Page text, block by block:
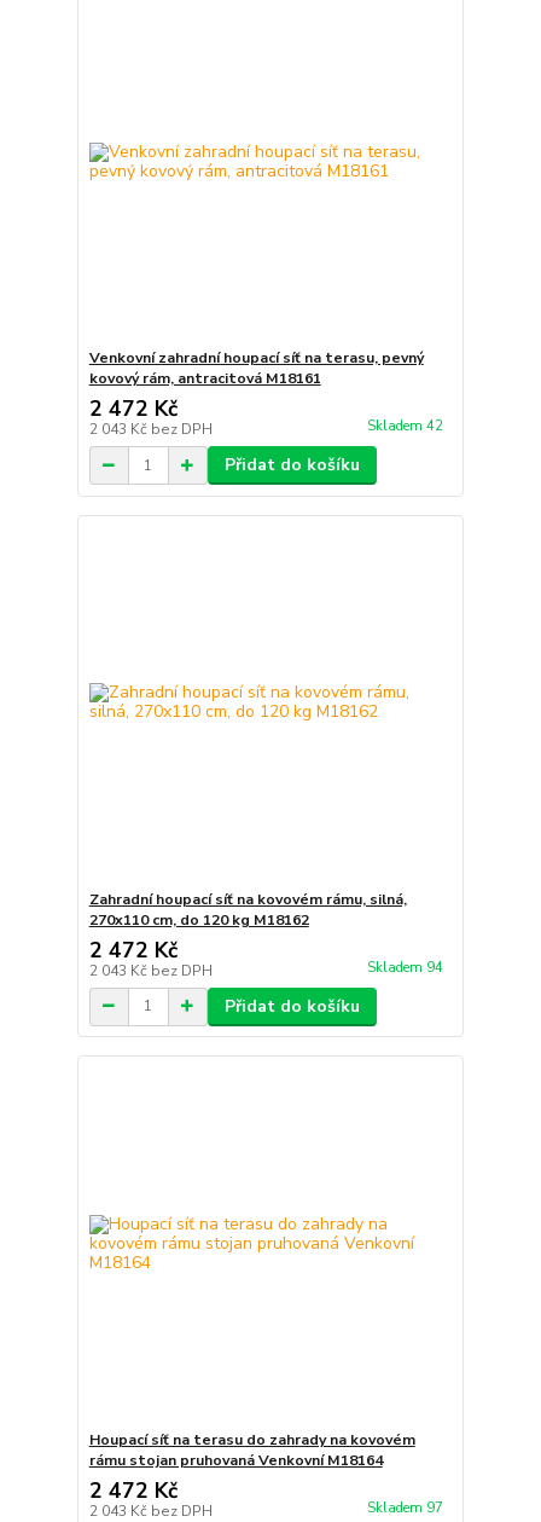
Venkovní zahradní houpací síť na terasu, pevný
kovový rám, antracitová M18161
2 472 Kč
2 043 Kč bez DPH Skladem 42
Přidat do košíku
Zahradní houpací síť na kovovém rámu, silná,
270x110 cm, do 120 kg M18162
2 472 Kč
2 043 Kč bez DPH Skladem 94
Přidat do košíku
Houpací síť na terasu do zahrady na kovovém
rámu stojan pruhovaná Venkovní M18164
2 472 Kč
2 043 Kč bez DPH Skladem 97